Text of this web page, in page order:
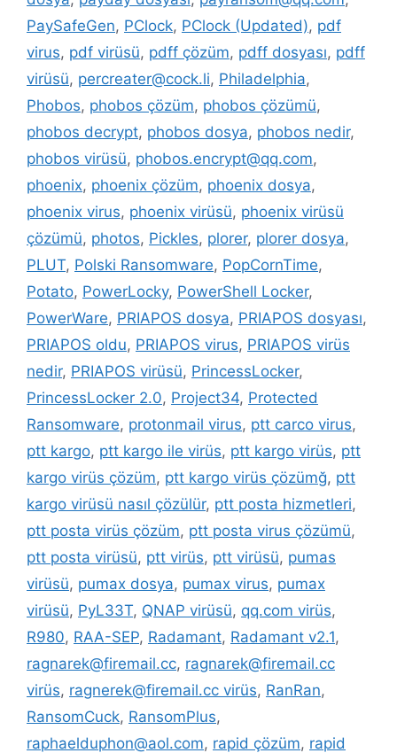
PaySafeGen, PClock, PClock (Updated), pdf
virus, pdf virüsü, pdff çözüm, pdff dosyası, pdff
virüsü, percreater@cock.li, Philadelphia,
Phobos, phobos çözüm, phobos çözümü,
phobos decrypt, phobos dosya, phobos nedir,
phobos virüsü, phobos.encrypt@qq.com,
phoenix, phoenix çözüm, phoenix dosya,
phoenix virus, phoenix virüsü, phoenix virüsü
çözümü, photos, Pickles, plorer, plorer dosya,
PLUT, Polski Ransomware, PopCornTime,
Potato, PowerLocky, PowerShell Locker,
PowerWare, PRIAPOS dosya, PRIAPOS dosyası,
PRIAPOS oldu, PRIAPOS virus, PRIAPOS virüs
nedir, PRIAPOS virüsü, PrincessLocker,
PrincessLocker 2.0, Project34, Protected
Ransomware, protonmail virus, ptt carco virus,
ptt kargo, ptt kargo ile virüs, ptt kargo virüs, ptt
kargo virüs çözüm, ptt kargo virüs çözümğ, ptt
kargo virüsü nasıl çözülür, ptt posta hizmetleri,
ptt posta virüs çözüm, ptt posta virus çözümü,
ptt posta virüsü, ptt virüs, ptt virüsü, pumas
virüsü, pumax dosya, pumax virus, pumax
virüsü, PyL33T, QNAP virüsü, qq.com virüs,
R980, RAA-SEP, Radamant, Radamant v2.1,
ragnarek@firemail.cc, ragnarek@firemail.cc
virüs, ragnerek@firemail.cc virüs, RanRan,
RansomCuck, RansomPlus,
raphaelduphon@aol.com, rapid çözüm, rapid